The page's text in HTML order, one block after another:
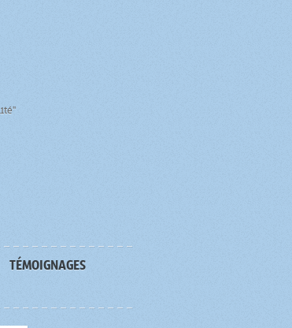
TÉMOIGNAGES